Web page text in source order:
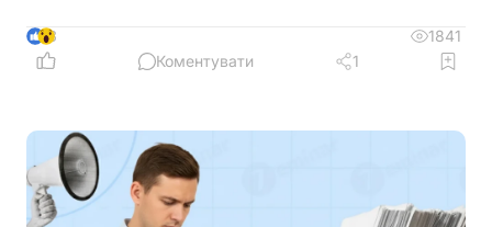
за новими вимогами щодо виконання дебетових
переказів без згоди платника, а також матимуть
3
1841
Коментувати
1